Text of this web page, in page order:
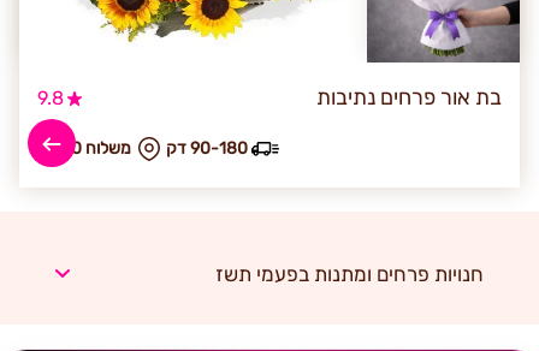
בת אור פרחים נתיבות 9.8
₪ משלוח 60 90-180 דק
חנויות פרחים ומתנות בפעמי תשז